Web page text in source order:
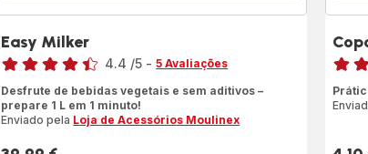
Easy Milker
Classificação
4.4 /5 - 5 Avaliações
Desfrute de bebidas vegetais e sem aditivos –
prepare 1 L em 1 minuto!
Enviado pela Loja de Acessórios Moulinex
de